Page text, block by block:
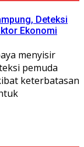
Deteksi
Ekonomi
menyisir
pemuda
keterbatasan